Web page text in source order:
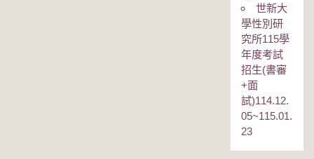
世新大
學性別研
究所115學
年度考試
招生(書審
+面
試)114.12.
05~115.01.
23